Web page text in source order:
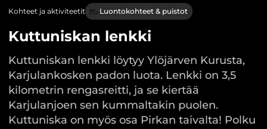
Kohteet ja aktiviteetit Luontokohteet & puistot
Kuttuniskan lenkki
Kuttuniskan lenkki löytyy Ylöjärven Kurusta,
Karjulankosken padon luota. Lenkki on 3,5
kilometrin rengasreitti, ja se kiertää
Karjulanjoen sen kummaltakin puolen.
Kuttuniska on myös osa Pirkan taivalta! Polku